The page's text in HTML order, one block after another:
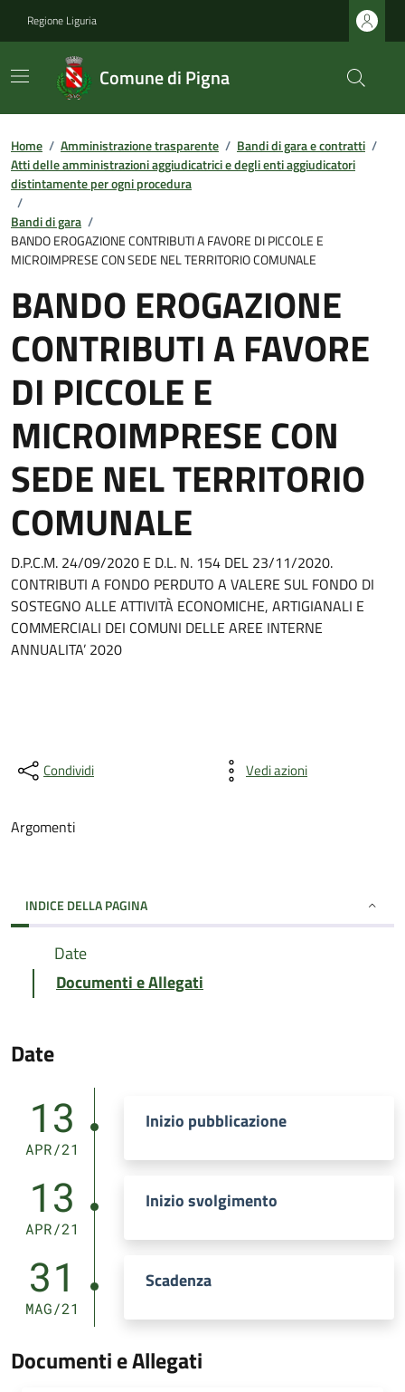
Regione Liguria
Comune di Pigna
Home / Amministrazione trasparente / Bandi di gara e contratti /
Atti delle amministrazioni aggiudicatrici e degli enti aggiudicatori
distintamente per ogni procedura
/
Bandi di gara /
BANDO EROGAZIONE CONTRIBUTI A FAVORE DI PICCOLE E
MICROIMPRESE CON SEDE NEL TERRITORIO COMUNALE
BANDO EROGAZIONE
CONTRIBUTI A FAVORE
DI PICCOLE E
MICROIMPRESE CON
SEDE NEL TERRITORIO
COMUNALE
D.P.C.M. 24/09/2020 E D.L. N. 154 DEL 23/11/2020.
CONTRIBUTI A FONDO PERDUTO A VALERE SUL FONDO DI
SOSTEGNO ALLE ATTIVITÀ ECONOMICHE, ARTIGIANALI E
COMMERCIALI DEI COMUNI DELLE AREE INTERNE
ANNUALITA’ 2020
Condividi Vedi azioni
Argomenti
INDICE DELLA PAGINA
Date
Documenti e Allegati
Date
13
APR/21
Inizio pubblicazione
13
APR/21
Inizio svolgimento
31
MAG/21
Scadenza
Documenti e Allegati